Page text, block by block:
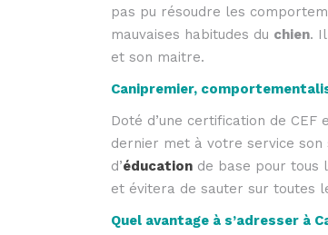
pas pu résoudre les
mauvaises habitudes du chien.
et son maitre.
Canipremier,
Doté d’une certification de CEF
dernier met à votre service
d’éducation de base pour tous
et évitera de sauter sur toutes
Quel avantage à s’adresser à